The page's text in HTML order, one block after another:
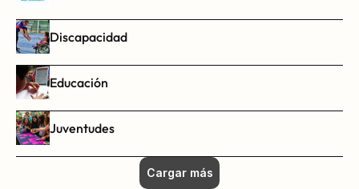
Discapacidad
Educación
Juventudes
Cargar más